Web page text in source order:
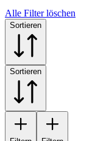
Alle Filter löschen
Sortieren
Sortieren